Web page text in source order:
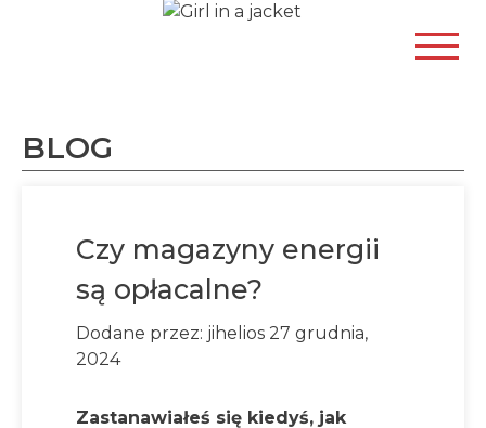
BLOG
Czy magazyny energii
są opłacalne?
Dodane przez: jihelios 27 grudnia,
2024
Zastanawiałeś się kiedyś, jak